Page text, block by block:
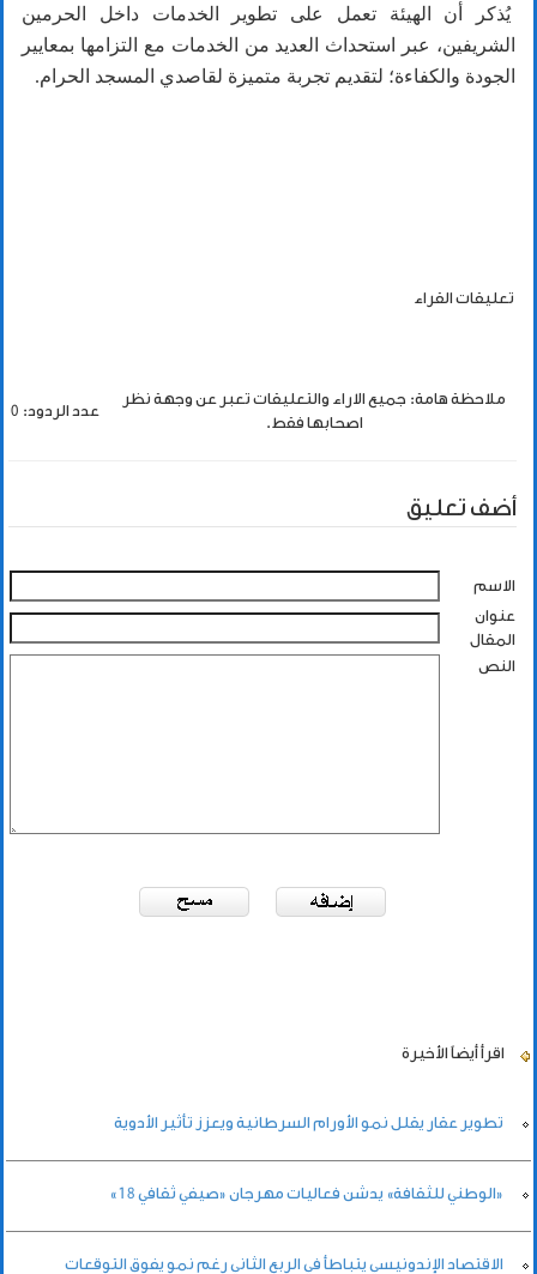
يُذكر أن الهيئة تعمل على تطوير الخدمات داخل الحرمين
الشريفين، عبر استحداث العديد من الخدمات مع التزامها بمعايير
الجودة والكفاءة؛ لتقديم تجربة متميزة لقاصدي المسجد الحرام.
تعليقات القراء
ملاحظة هامة: جميع الاراء والتعليقات تعبر عن وجهة نظر
اصحابها فقط.
عدد الردود: 0
أضف تعليق
الاسم
عنوان
المقال
النص
اقرأ أيضاً الأخيرة
تطوير عقار يقلل نمو الأورام السرطانية ويعزز تأثير الأدوية
«الوطني للثقافة» يدشن فعاليات مهرجان «صيفي ثقافي 18»
الاقتصاد الإندونيسي يتباطأ في الربع الثاني رغم نمو يفوق التوقعات